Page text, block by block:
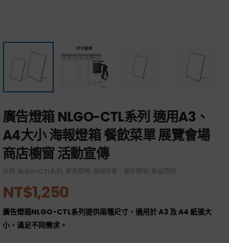
廣告燈箱 NLGO-CTL系列 適用A3、
A4大小 海報燈箱 餐飲菜單 展覽會場
商店櫥窗 活動宣傳
分類: NLGO-CTL系列 , 廣告照明, 現場作業・屋外照明, 看板照明
NT$1,250
廣告燈箱NLGO-CTL系列提供兩種尺寸，適用於 A3 及 A4 紙張大
小，滿足不同需求。